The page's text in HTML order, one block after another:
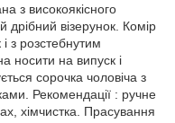
з високоякісного
дрібний візерунок. Комір
з розстебнутим
носити на випуск і
сорочка чоловіча з
Рекомендації : ручне
хімчистка. Прасування